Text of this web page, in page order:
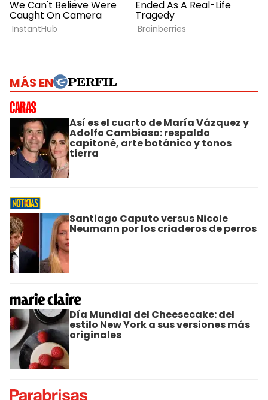
MÁS EN
Así es el cuarto de María Vázquez y
Adolfo Cambiaso: respaldo
capitoné, arte botánico y tonos
tierra
Santiago Caputo versus Nicole
Neumann por los criaderos de perros
Día Mundial del Cheesecake: del
estilo New York a sus versiones más
originales